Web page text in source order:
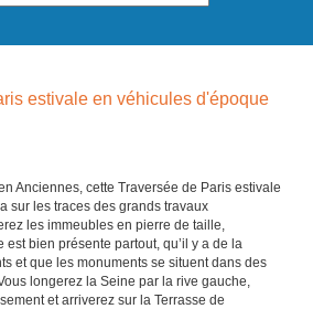
estivale en véhicules d'époque
Anciennes, cette Traversée de Paris estivale
sur les traces des grands travaux
les immeubles en pierre de taille,
est bien présente partout, qu’il y a de la
et que les monuments se situent dans des
longerez la Seine par la rive gauche,
et arriverez sur la Terrasse de